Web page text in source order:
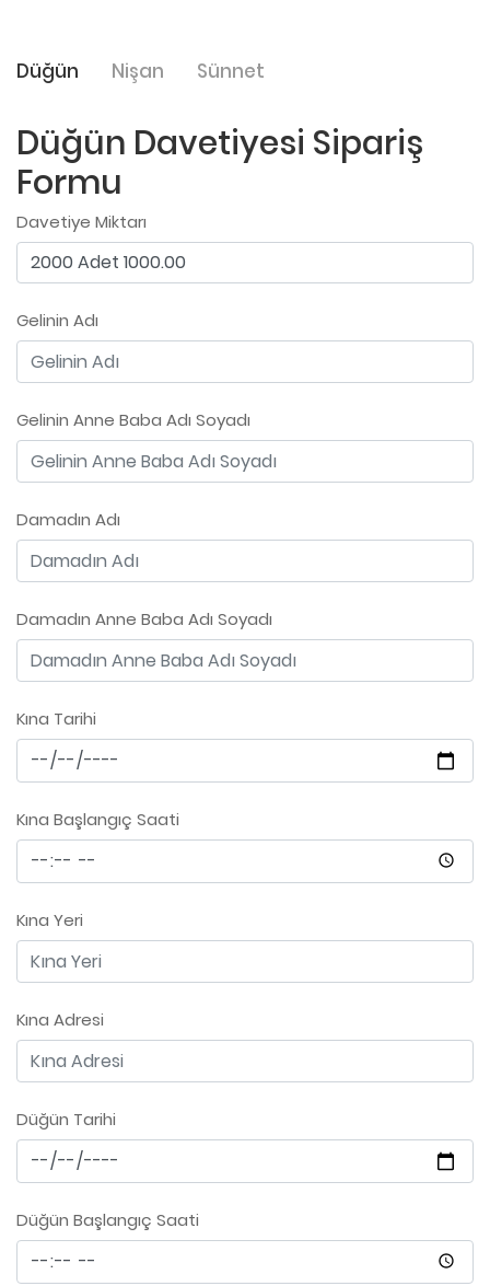
Düğün Nişan Sünnet
Düğün Davetiyesi Sipariş
Formu
Davetiye Miktarı
Gelinin Adı
Gelinin Anne Baba Adı Soyadı
Damadın Adı
Damadın Anne Baba Adı Soyadı
Kına Tarihi
Kına Başlangıç Saati
Kına Yeri
Kına Adresi
Düğün Tarihi
Düğün Başlangıç Saati